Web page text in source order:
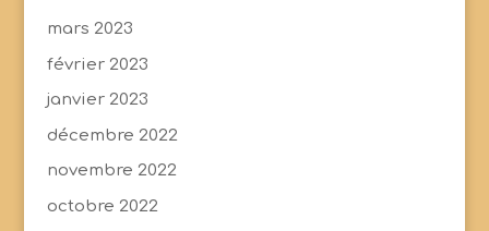
mars 2023
février 2023
janvier 2023
décembre 2022
novembre 2022
octobre 2022